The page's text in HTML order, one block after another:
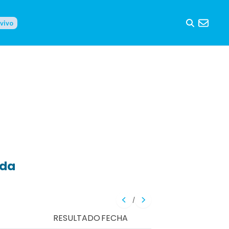
/
RESULTADOFECHA